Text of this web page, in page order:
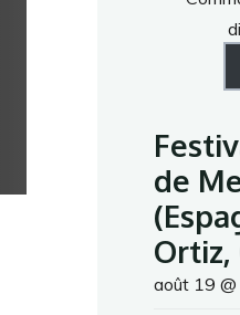
de
Ortiz,
août 19